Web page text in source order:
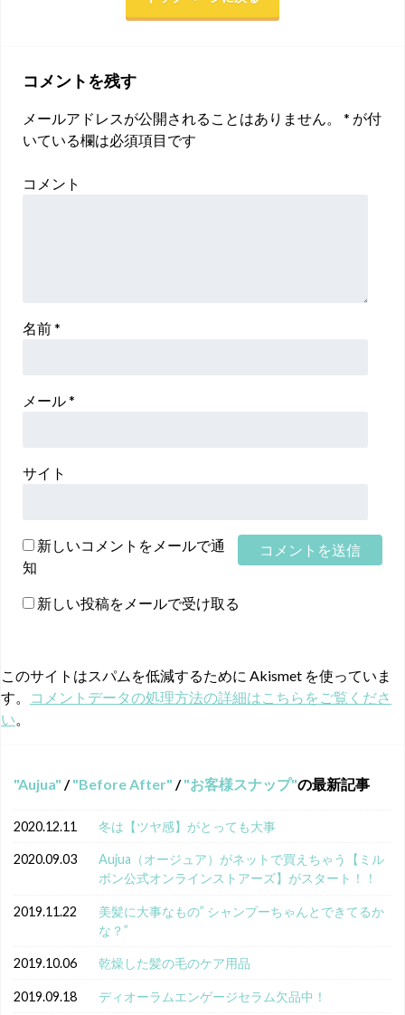
コメントを残す
メールアドレスが公開されることはありません。 * が付
いている欄は必須項目です
コメント
名前*
メール*
サイト
新しいコメントをメールで通
知
新しい投稿をメールで受け取る
このサイトはスパムを低減するために Akismet を使っていま
す。
コメントデータの処理方法の詳細はこちらをご覧くださ
い。
Aujua / Before After / お客様スナップ の最新記事
2020.12.11 冬は【ツヤ感】がとっても大事
2020.09.03
Aujua（オージュア）がネットで買えちゃう【ミル
ボン公式オンラインストアーズ】がスタート！！
2019.11.22
美髪に大事なもの” シャンプーちゃんとできてるか
な？”
2019.10.06 乾燥した髪の毛のケア用品
2019.09.18 ディオーラムエンゲージセラム欠品中！